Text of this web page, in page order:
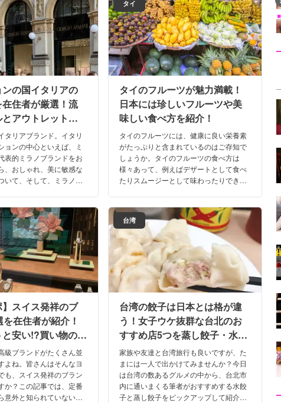
品などを10選紹介させていただきます！
の国イタリアの
住者が厳選！流
アウトレットも
タリアブランド。イタリ
ョンの中心といえば、ミ
表的ミラノブランドをお
、おしゃれ、美に敏感な
いて、そして、ミラノ最
タイ
タイのフルーツが魅力満載！
日本には珍しいフルーツや美
味しい食べ方を紹介！
タイのフルーツには、健康に良い栄養素
がたっぷりと含まれているのはご存知で
しょうか。タイのフルーツの食べ方は
様々あって、例えばデザートとして食べ
たりスムージーとして味わったりできち
ね！
】スイス発祥のブ
在住者が紹介！
安い!?買い物のコ
級ブランドがたくさん並
よね。皆さんはそんなヨ
も、スイス発祥のブラン
か？この記事では、定番
意外と知られていないブ
台湾
台湾の餃子は日本とは格が違
う！女子ウケ抜群な台北のお
すすめ店5つを蒸し餃子・水餃
子別に紹介！
家族や友達と台湾旅行も良いですが、た
まには一人で出かけてみませんか？今日
は台湾の数あるグルメの中から、台北市
内に通いまくる筆者がおすすめする水餃
子と蒸し餃子をピックアップして紹介し